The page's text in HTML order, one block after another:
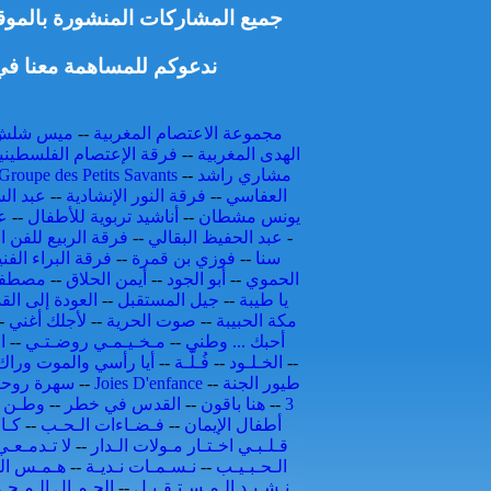
جميع المشاركات المنشورة
ندعوكم للمساهمة معنا
مجموعة الاعتصام المغربية -- ميس
الهدى المغربية -- فرقة الإعتصام
des Petits Savants -- مشاري راشد
العفاسي -- فرقة النور الإنشادية -- عبد
يونس مشطان -- أناشيد تربوية للأطفال --
- عبد الحفيظ البقالي -- فرقة الربيع للفن
سنا -- فوزي بن قمرة -- فرقة البراء
الحموي -- أبو الجود -- أيمن الحلاق --
يا طيبة -- جيل المستقبل -- العودة إلى
مكة الحبيبة -- صوت الحرية -- لأجلك أغني
أحبك ... وطني -- مـخـيـمـي روضـتـي --
الخـلـود -- فُـلّـة -- أيا رأسي والموت
--
سهرة -- Joies D'enfance -- طيور الجنة
3
--هنا باقون -- القدس في خطر -- وطـن
أطفال الإيمان -- فـضـاءات الـحـب --
قـلـبـي اخـتـار مـولات الـدار -- لا
الـحـبـيـب -- نـسـمـات نـديـة -- هـمـس
نـشـيـد الـمـسـتـقـبـل -- الجـمـال